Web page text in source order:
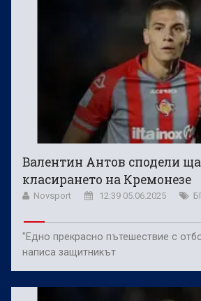
Валентин Антов сподели
класирането на Кремонезе
Novsport 12:39 05.06.2025
"Едно прекрасно пътешествие с
написа защитникът